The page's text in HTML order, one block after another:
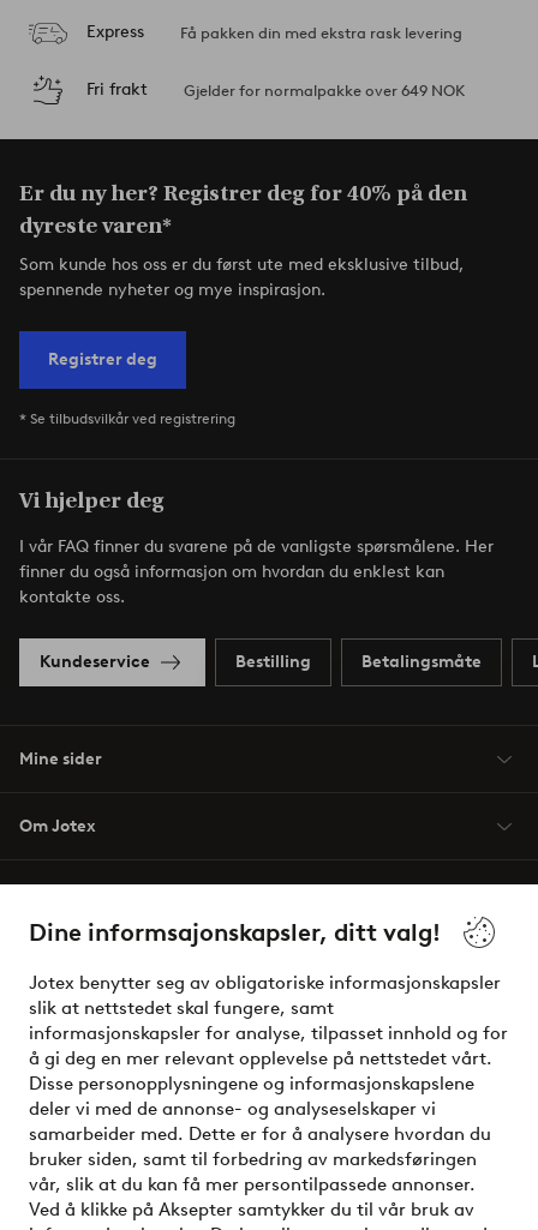
Dine informsajonskapsler, ditt valg!
Jotex benytter seg av obligatoriske informasjonskapsler
slik at nettstedet skal fungere, samt
informasjonskapsler for analyse, tilpasset innhold og for
å gi deg en mer relevant opplevelse på nettstedet vårt.
Disse personopplysningene og informasjonskapslene
deler vi med de annonse- og analyseselskaper vi
samarbeider med. Dette er for å analysere hvordan du
bruker siden, samt til forbedring av markedsføringen
vår, slik at du kan få mer persontilpassede annonser.
Ved å klikke på Aksepter samtykker du til vår bruk av
Express Få pakken din med ekstra rask levering
Fri frakt Gjelder for normalpakke over 649 NOK
Er du ny her? Registrer deg for 40% på den
dyreste varen*
Som kunde hos oss er du først ute med eksklusive tilbud,
spennende nyheter og mye inspirasjon.
Registrer deg
* Se tilbudsvilkår ved registrering
Vi hjelper deg
I vår FAQ finner du svarene på de vanligste spørsmålene. Her
finner du også informasjon om hvordan du enklest kan
kontakte oss.
Kundeservice Bestilling Betalingsmåte
Mine sider
Om Jotex
Venner
Sikre betalinger - Betal direkte eller del opp
Vil du vite mer om våre betalingsalternativer?
elpy